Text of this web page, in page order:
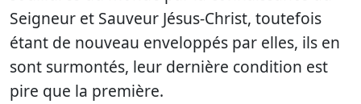
Seigneur et Sauveur Jésus-Christ, toutefois
étant de nouveau enveloppés par elles, ils en
sont surmontés, leur dernière condition est
pire que la première.